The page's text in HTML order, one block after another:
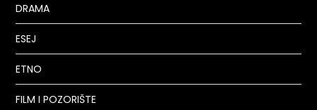
DRAMA
ESEJ
ETNO
FILM I POZORIŠTE